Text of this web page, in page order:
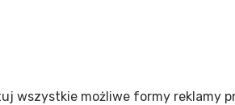
wszystkie możliwe formy reklamy